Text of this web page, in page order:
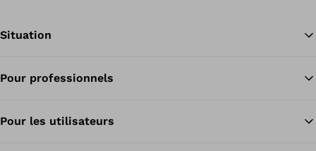
Situation
Pour professionnels
Pour les utilisateurs